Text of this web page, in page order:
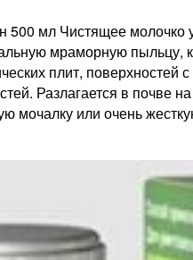
500 мл Чистящее молочко
мраморную пыльцу,
плит,
Разлагается в почве
мочалку или очень